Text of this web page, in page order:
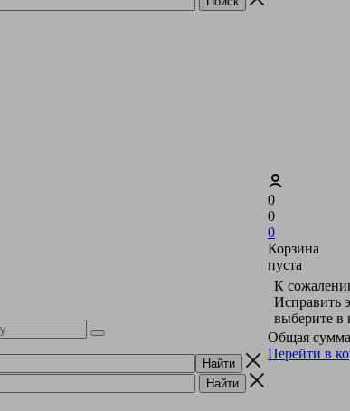
0
0
0
Корзина
пуста
К
Исправить
выберите в
Общая
Перейти в